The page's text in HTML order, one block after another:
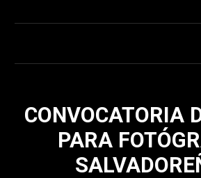
CONVOCATORIA
PARA